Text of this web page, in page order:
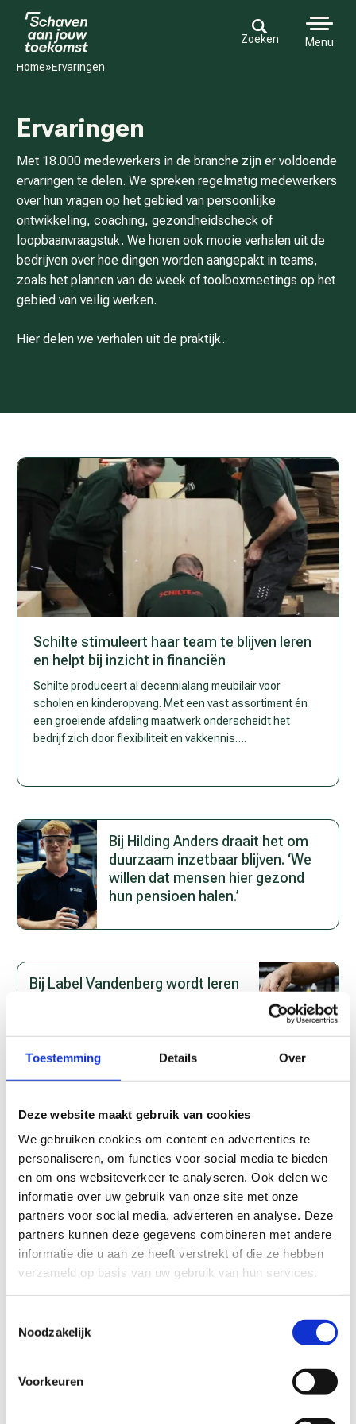
Toestemming Details Over
Deze website maakt gebruik van cookies
We gebruiken cookies om content en advertenties te
personaliseren, om functies voor social media te bieden
en om ons websiteverkeer te analyseren. Ook delen we
informatie over uw gebruik van onze site met onze
partners voor social media, adverteren en analyse. Deze
partners kunnen deze gegevens combineren met andere
informatie die u aan ze heeft verstrekt of die ze hebben
verzameld op basis van uw gebruik van hun services.
Noodzakelijk
Voorkeuren
Zoeken
Menu
Home»Ervaringen
Ervaringen
Met 18.000 medewerkers in de branche zijn er voldoende
ervaringen te delen. We spreken regelmatig medewerkers
over hun vragen op het gebied van persoonlijke
ontwikkeling, coaching, gezondheidscheck of
loopbaanvraagstuk. We horen ook mooie verhalen uit de
bedrijven over hoe dingen worden aangepakt in teams,
zoals het plannen van de week of toolboxmeetings op het
gebied van veilig werken.
Hier delen we verhalen uit de praktijk.
Schilte stimuleert haar team te blijven leren
en helpt bij inzicht in financiën
Schilte produceert al decennialang meubilair voor
scholen en kinderopvang. Met een vast assortiment én
een groeiende afdeling maatwerk onderscheidt het
bedrijf zich door flexibiliteit en vakkennis….
Bij Hilding Anders draait het om
duurzaam inzetbaar blijven. ‘We
willen dat mensen hier gezond
hun pensioen halen.’
Bij Label Vandenberg wordt leren
Guillermo’s ontwikkeling als
voorman bij Zwartwoud
Blijven groeien bij De Klerk
Binnenbouw
Bij Altis is geen order hetzelfde